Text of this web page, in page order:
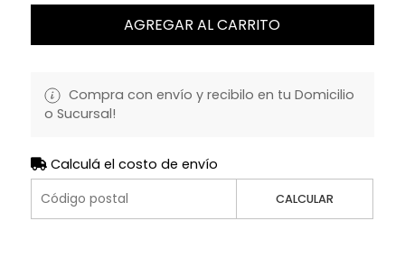
AGREGAR AL CARRITO
Compra con envío y recibilo en tu Domicilio
o Sucursal!
Calculá el costo de envío
CALCULAR